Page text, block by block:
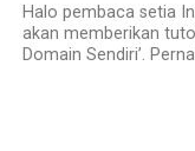
Halo pembaca setia
akan memberikan
Domain Sendiri’.